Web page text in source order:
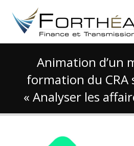
Animation d’un
formation du CRA
« Analyser les